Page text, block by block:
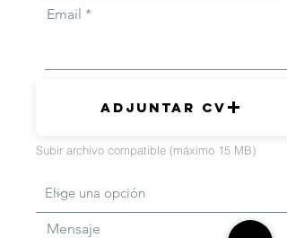
Email
Adjuntar CV
Subir archivo compatible (máximo 15 MB)
Mensaje